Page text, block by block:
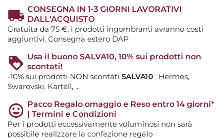
CONSEGNA IN 1-3 GIORNI LAVORATIVI
DALL'ACQUISTO
Gratuita da 75 €, i prodotti ingombranti avranno costi
aggiuntivi. Consegna estero DAP
Usa il buono SALVA10, 10% sui prodotti non
scontati!
-10% sui prodotti NON scontati SALVA10 : Hermès,
Swarovski, Kartell, ...
Pacco Regalo omaggio e Reso entro 14 giorni*
| Termini e Condizioni
Per i prodotti eccessivamente voluminosi non sarà
possibile realizzare la confezione regalo